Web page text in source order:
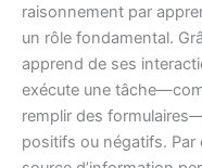
raisonnement par
un rôle fondamental.
apprend de ses
exécute une
remplir des
positifs ou négatifs. Par